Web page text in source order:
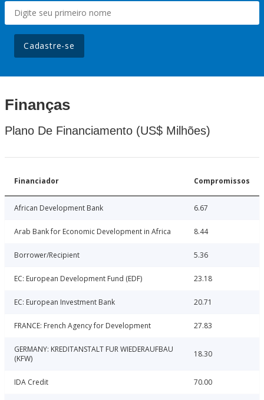
Cadastre-se
Finanças
Plano De Financiamento (US$ Milhões)
Financiador Compromissos
African Development Bank 6.67
Arab Bank for Economic Development in Africa 8.44
Borrower/Recipient 5.36
EC: European Development Fund (EDF) 23.18
EC: European Investment Bank 20.71
FRANCE: French Agency for Development 27.83
GERMANY: KREDITANSTALT FUR WIEDERAUFBAU
(KFW)
18.30
IDA Credit 70.00